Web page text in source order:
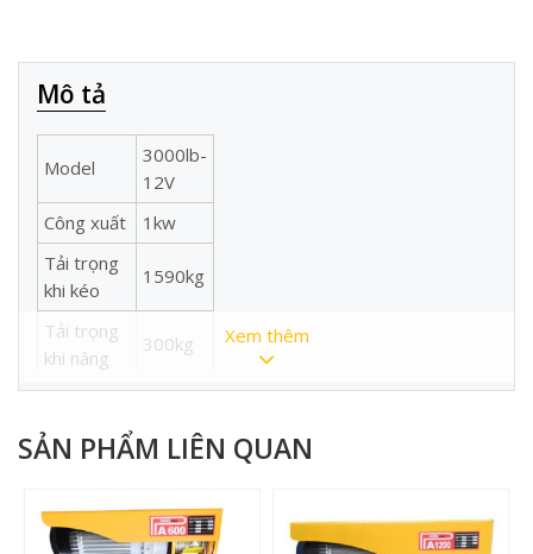
Mô tả
Model
3000lb-
12V
Công xuất
1kw
Tải trọng
khi kéo
1590kg
Tải trọng
khi nâng
300kg
Tốc độ
4m/p
Chiều dài
cáp
6m
Đường
kính cáp
5mm
Xem thêm
SẢN PHẨM LIÊN QUAN